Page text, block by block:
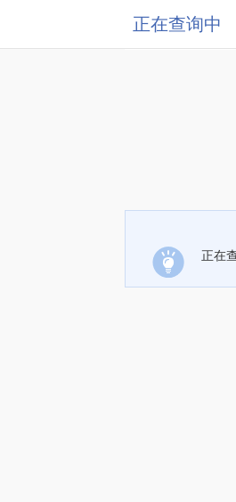
正在查询中
正在